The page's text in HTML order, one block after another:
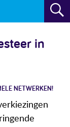
in
NETWERKEN!